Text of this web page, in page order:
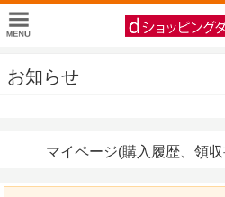
お知らせ
マイページ(購入履歴、領